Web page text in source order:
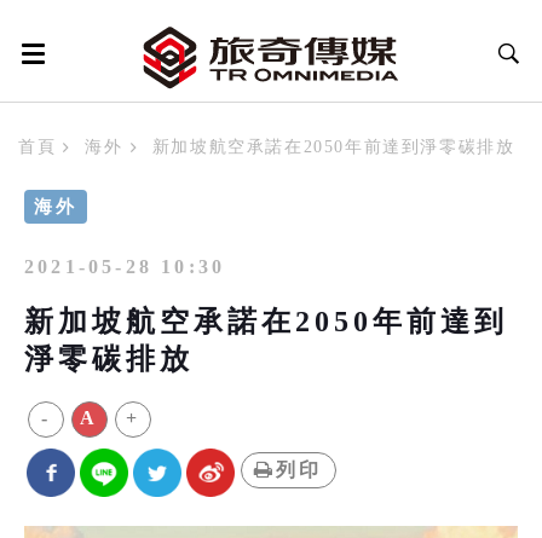
首頁 海外 新加坡航空承諾在2050年前達到淨零碳排放
海外
2021-05-28 10:30
新加坡航空承諾在2050年前達到
淨零碳排放
- A +
列印